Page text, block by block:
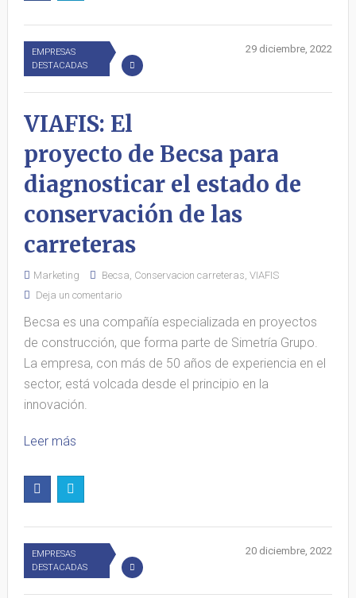
EMPRESAS
DESTACADAS
29 diciembre, 2022
VIAFIS: El
proyecto de Becsa para
diagnosticar el estado de
conservación de las
carreteras
Marketing Becsa, Conservacion carreteras, VIAFIS
Deja un comentario
Becsa es una compañía especializada en proyectos
de construcción, que forma parte de Simetría Grupo.
La empresa, con más de 50 años de experiencia en el
sector, está volcada desde el principio en la
innovación.
Leer más
EMPRESAS
DESTACADAS
20 diciembre, 2022